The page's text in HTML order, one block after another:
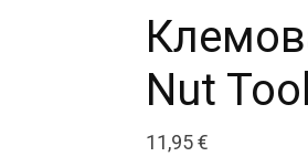
Nut
11,95€